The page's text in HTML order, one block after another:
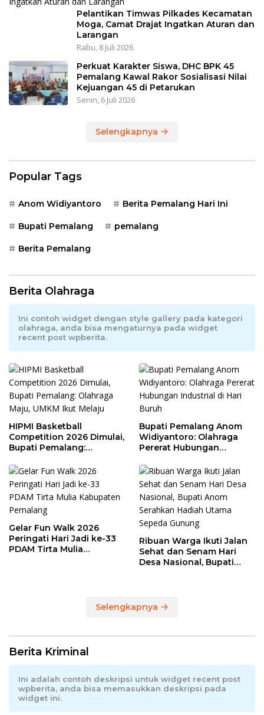
Pelantikan Timwas Pilkades Kecamatan
Moga, Camat Drajat Ingatkan Aturan dan
Larangan
Rabu, 8 Juli 2026
Perkuat Karakter Siswa, DHC BPK 45
Pemalang Kawal Rakor Sosialisasi Nilai
Kejuangan 45 di Petarukan
Senin, 6 Juli 2026
Selengkapnya
Popular Tags
Anom Widiyantoro Berita Pemalang Hari Ini
Bupati Pemalang pemalang
Berita Pemalang
Berita Olahraga
Ini contoh widget dengan style gallery pada kategori
olahraga, anda bisa mengaturnya pada widget
recent post wpberita.
HIPMI Basketball
Competition 2026 Dimulai,
Bupati Pemalang:
Melaju
Bupati Pemalang Anom
Widiyantoro: Olahraga
Pererat Hubungan
Gelar Fun Walk 2026
Peringati Hari Jadi ke-33
PDAM Tirta Mulia
Ribuan Warga Ikuti Jalan
Sehat dan Senam Hari
Desa Nasional, Bupati
Selengkapnya
Berita Kriminal
Ini adalah contoh deskripsi untuk widget recent post
wpberita, anda bisa memasukkan deskripsi pada
widget ini.